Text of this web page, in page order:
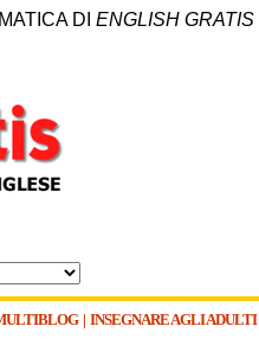
DI ENGLISH GRATIS
| INSEGNARE AGLI ADULTI